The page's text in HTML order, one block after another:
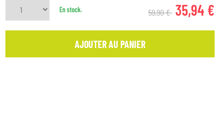
En stock. 59,90 €35,94 €
AJOUTER AU PANIER